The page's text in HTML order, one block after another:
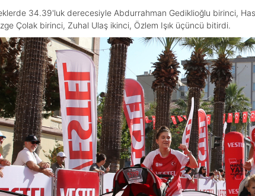
34.39'luk derecesiyle Abdurrahman Gediklioğlu birinci,
Çolak birinci, Zuhal Ulaş ikinci, Özlem Işık üçüncü bitirdi.